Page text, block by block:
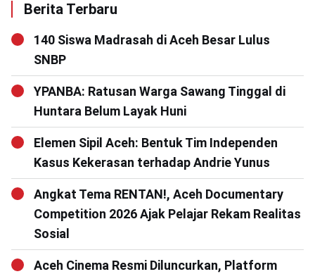
Berita Terbaru
140 Siswa Madrasah di Aceh Besar Lulus
SNBP
YPANBA: Ratusan Warga Sawang Tinggal di
Huntara Belum Layak Huni
Elemen Sipil Aceh: Bentuk Tim Independen
Kasus Kekerasan terhadap Andrie Yunus
Angkat Tema RENTAN!, Aceh Documentary
Competition 2026 Ajak Pelajar Rekam Realitas
Sosial
Aceh Cinema Resmi Diluncurkan, Platform